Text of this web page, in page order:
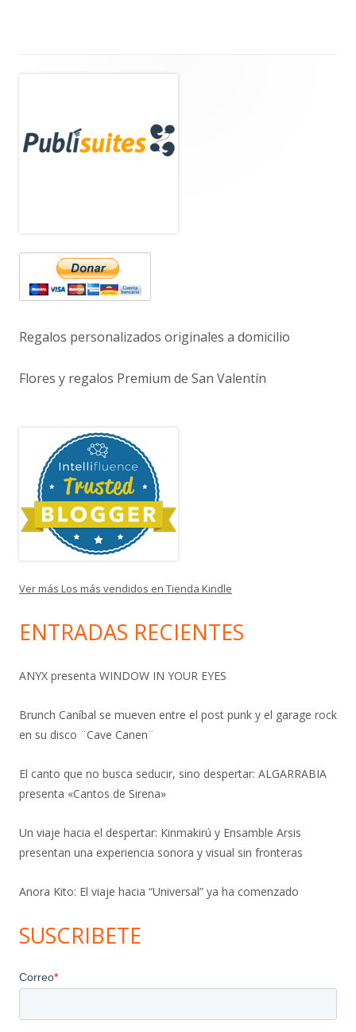
lateral
principal
Regalos personalizados originales a domicilio
Flores y regalos Premium de San Valentín
Ver más Los más vendidos en Tienda Kindle
ENTRADAS RECIENTES
ANYX presenta WINDOW IN YOUR EYES
Brunch Caníbal se mueven entre el post punk y el garage rock
en su disco ¨Cave Canen¨
El canto que no busca seducir, sino despertar: ALGARRABIA
presenta «Cantos de Sirena»
Un viaje hacia el despertar: Kinmakirú y Ensamble Arsis
presentan una experiencia sonora y visual sin fronteras
Anora Kito: El viaje hacia “Universal” ya ha comenzado
SUSCRIBETE